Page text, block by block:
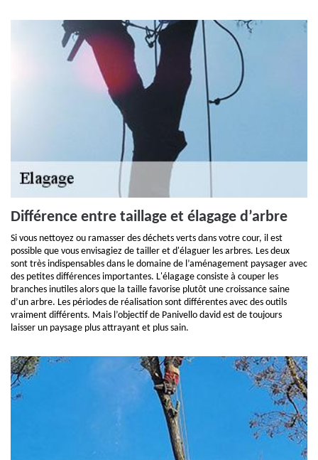
Différence entre taillage et élagage d’arbre
Si vous nettoyez ou ramasser des déchets verts dans votre cour, il est
possible que vous envisagiez de tailler et d'élaguer les arbres. Les deux
sont très indispensables dans le domaine de l’aménagement paysager avec
des petites différences importantes. L'élagage consiste à couper les
branches inutiles alors que la taille favorise plutôt une croissance saine
d’un arbre. Les périodes de réalisation sont différentes avec des outils
vraiment différents. Mais l’objectif de Panivello david est de toujours
laisser un paysage plus attrayant et plus sain.